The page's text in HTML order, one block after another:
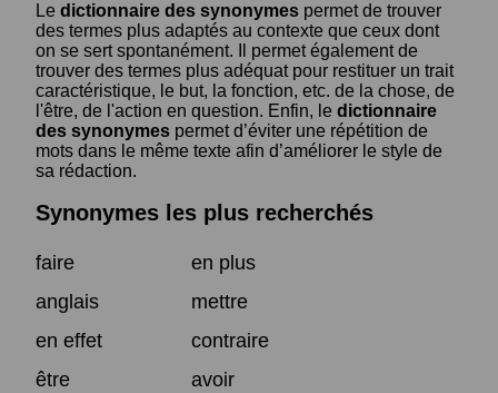
Le dictionnaire des synonymes permet de trouver
des termes plus adaptés au contexte que ceux dont
on se sert spontanément. Il permet également de
trouver des termes plus adéquat pour restituer un trait
caractéristique, le but, la fonction, etc. de la chose, de
l'être, de l'action en question. Enfin, le dictionnaire
des synonymes permet d’éviter une répétition de
mots dans le même texte afin d’améliorer le style de
sa rédaction.
Synonymes les plus recherchés
faire
en plus
anglais
mettre
en effet
contraire
être
avoir